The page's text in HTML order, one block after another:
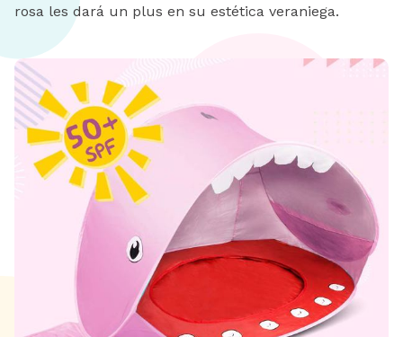
rosa les dará un plus en su estética veraniega.